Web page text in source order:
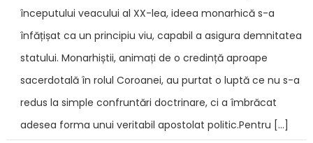
începutului veacului al XX-lea, ideea monarhică s-a
înfățișat ca un principiu viu, capabil a asigura demnitatea
statului. Monarhiștii, animați de o credință aproape
sacerdotală în rolul Coroanei, au purtat o luptă ce nu s-a
redus la simple confruntări doctrinare, ci a îmbrăcat
adesea forma unui veritabil apostolat politic.Pentru […]